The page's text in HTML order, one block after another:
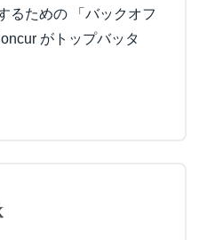
るための 「バックオフ
がトップバッタ